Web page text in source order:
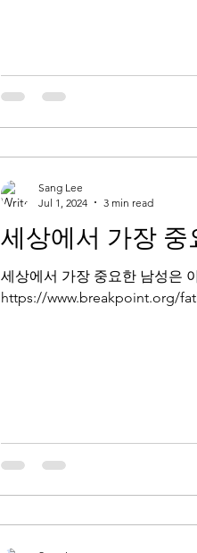
세상에서 가장
세상에서 가장 중요한 남성은
https://www.breakpoint.org/
Sang Lee
Jul 1, 2024
3 min read